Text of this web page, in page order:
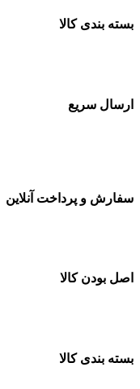
بسته بندی کالا
ارسال سریع
سفارش و پرداخت آنلاین
اصل بودن کالا
بسته بندی کالا